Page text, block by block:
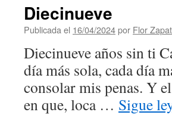
Diecinueve
Publicada el 16/04/2024por Flor
Diecinueve años sin ti
día más sola, cada día
consolar mis penas. Y
en que, loca … Sigue